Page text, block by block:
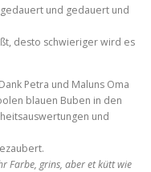
gedauert und gedauert und
desto schwieriger wird es
Dank Petra und Maluns Oma
blauen Buben in den
und
Farbe, grins, aber et kütt wie